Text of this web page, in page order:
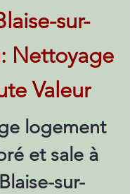
sur-
Nettoyage
Valeur
logement
et sale à
sur-